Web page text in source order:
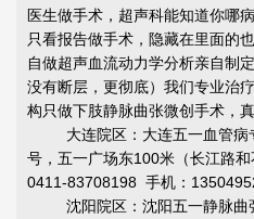
医生做手术，超声科能知道你哪
只看报告做手术，隐藏在里面的
自做超声血流动力学分析亲自制
没有断层，更彻底）我们专业治
构只做下肢静脉曲张微创手术，
大连院区：大连五一血管病
号，五一广场东100米（长江路
0411-83708198 手机：
沈阳院区：沈阳五一静脉曲